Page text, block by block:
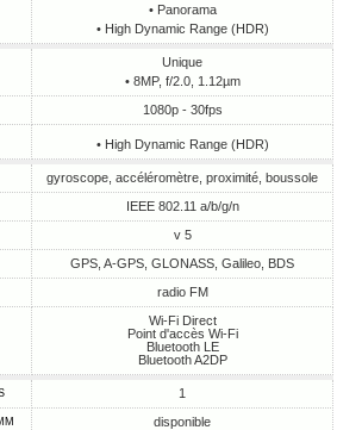
• Panorama
• High Dynamic Range (HDR)
Unique
• 8MP, f/2.0, 1.12µm
1080p - 30fps
• High Dynamic Range (HDR)
gyroscope, accéléromètre, proximité, boussole
IEEE 802.11 a/b/g/n
v 5
GPS, A-GPS, GLONASS, Galileo, BDS
radio FM
Wi-Fi Direct
Point d'accès Wi-Fi
Bluetooth LE
Bluetooth A2DP
1
disponible